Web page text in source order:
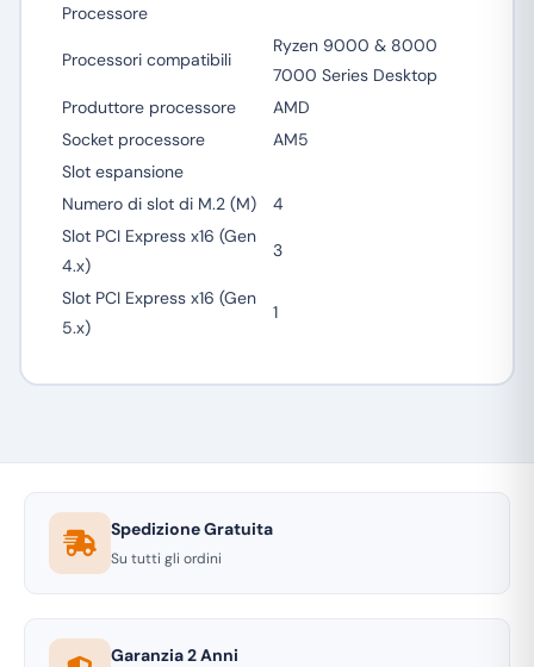
Processore
Processori compatibili
Ryzen 9000 & 8000
7000 Series Desktop
Produttore processore
AMD
Socket processore
AM5
Slot espansione
Numero di slot di M.2 (M)
4
Slot PCI Express x16 (Gen
4.x)
3
Slot PCI Express x16 (Gen
5.x)
1
Spedizione Gratuita
Su tutti gli ordini
Garanzia 2 Anni